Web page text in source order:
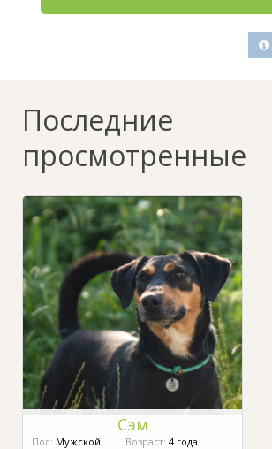
Последние
просмотренные
Сэм
Пол: Мужской Возраст: 4 года